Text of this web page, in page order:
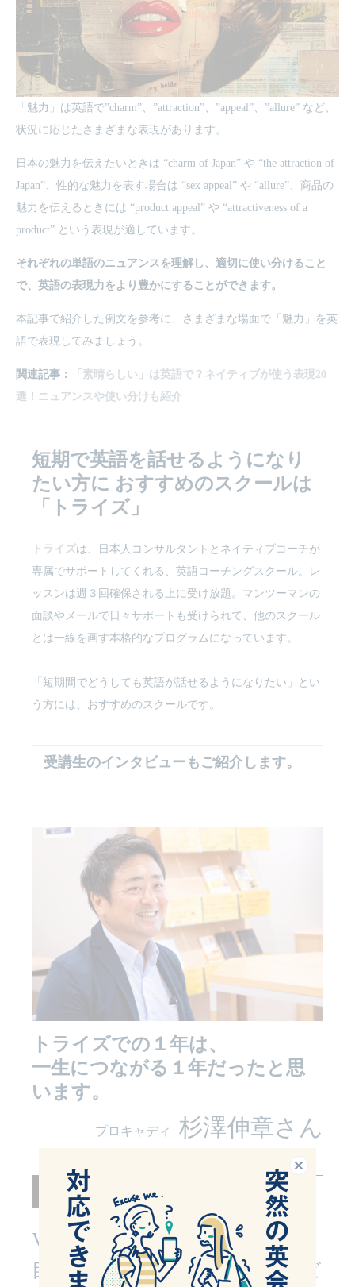
「魅力」は英語で”charm”、”attraction”、”appeal”、”allure” など、
状況に応じたさまざまな表現があります。
日本の魅力を伝えたいときは “charm of Japan” や “the attraction of
Japan”、性的な魅力を表す場合は “sex appeal” や “allure”、商品の
魅力を伝えるときには “product appeal” や “attractiveness of a
product” という表現が適しています。
それぞれの単語のニュアンスを理解し、適切に使い分けること
で、英語の表現力をより豊かにすることができます。
本記事で紹介した例文を参考に、さまざまな場面で「魅力」を英
語で表現してみましょう。
関連記事：
「素晴らしい」は英語で？ネイティブが使う表現20
選！ニュアンスや使い分けも紹介
短期で英語を話せるようになり
たい方に おすすめのスクールは
「トライズ」
トライズは、日本人コンサルタントとネイティブコーチが
専属でサポートしてくれる、英語コーチングスクール。レ
ッスンは週３回確保される上に受け放題。マンツーマンの
面談やメールで日々サポートも受けられて、他のスクール
とは一線を画す本格的なプログラムになっています。
「短期間でどうしても英語が話せるようになりたい」とい
う方には、おすすめのスクールです。
受講生のインタビューもご紹介します。
トライズでの１年は、
一生につながる１年だったと思
います。
プロキャディ 杉澤伸章さん
インタビュー
Versant 29 → 40
目標：海外選手に英語でインタビ